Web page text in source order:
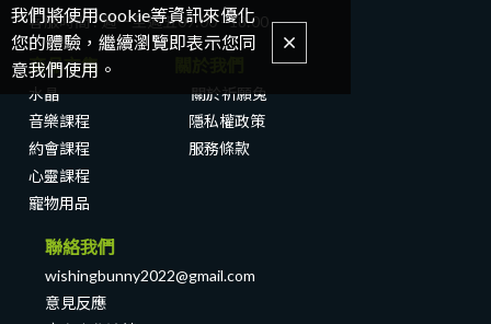
客服時間 : 週一至週五09:00 - 18:00
商品市集 關於我們
水晶
關於祈願兔
音樂課程
隱私權政策
約會課程
服務條款
心靈課程
寵物用品
聯絡我們
wishingbunny2022@gmail.com
意見反應
我們將使用cookie等資訊來優化
您的體驗，繼續瀏覽即表示您同
意我們使用。